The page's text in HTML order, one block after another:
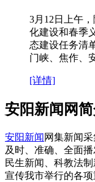
3月12日上午
化建设和春季
态建设任务清
门峡、焦作、
[详情]
安阳新闻网
安阳新闻 网集新闻
及时、准确、全面
民生新闻、科教法
宣传我市举行的各